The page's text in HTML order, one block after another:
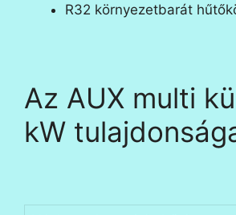
R32 környezetbarát
Az AUX multi
kW